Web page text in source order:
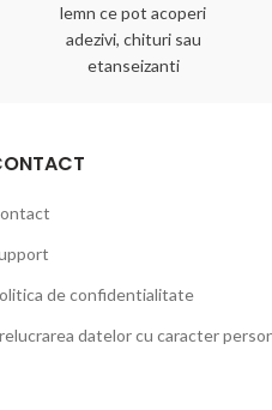
lemn ce pot acoperi
adezivi, chituri sau
etanseizanti
de confidentialitate
datelor cu caracter